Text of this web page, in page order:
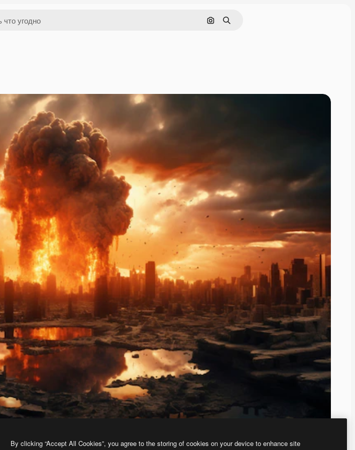
Поиск по изображению
Поиск
создать свой собственный с помощью нашего генератора изображений на основе ИИ.
By clicking “Accept All Cookies”, you agree to the storing of cookies on your device to enhance site